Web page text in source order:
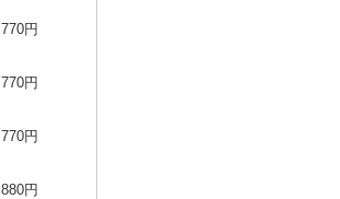
770円
770円
770円
880円